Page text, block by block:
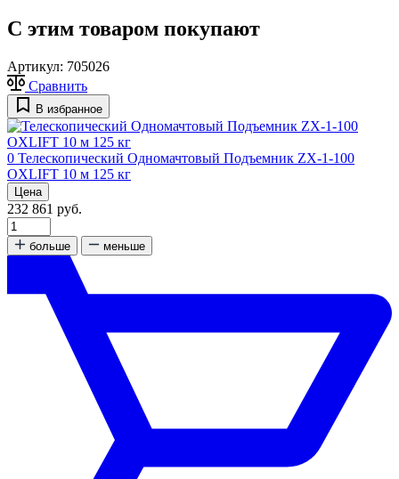
С этим товаром покупают
Артикул: 705026
Сравнить
В избранное
0 Телескопический Одномачтовый Подъемник ZX-1-100
OXLIFT 10 м 125 кг
Цена
232 861 руб.
больше меньше